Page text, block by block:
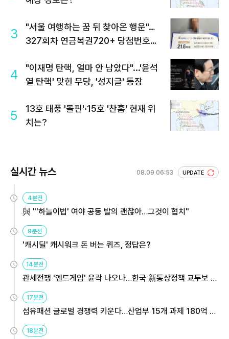
3
"서울 여행하는 꿈 뒤 찾아온 행운"…
327회차 연금복권720+ 당첨번호조
4
"이재명 탄핵, 얼마 안 남았다"...'윤석
열 탄핵' 맞힌 무당, '성지글' 등장
5
13호 태풍 '돌핀'·15호 '찬홈' 현재 위
치는?
실시간 뉴스 08.09 06:53 UPDATE
4분전
與 "'하늘이법' 여야 공동 발의 괜찮아…그것이 협치"
9분전
'캐시딜' 캐시워크 돈 버는 퀴즈, 정답은?
14분전
관세전쟁 '엔드게임' 윤곽 나오나…한국 新통상정책 교두보 활
용해야
17분전
섬유패션 글로벌 경쟁력 키운다…산업부 15개 과제 180억 지
원
18분전